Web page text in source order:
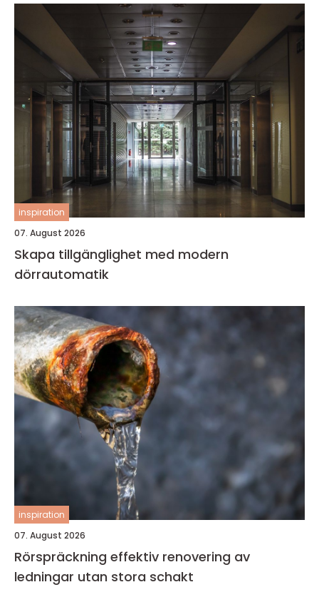
inspiration
07. August 2026
Skapa tillgänglighet med modern
dörrautomatik
inspiration
07. August 2026
Rörspräckning effektiv renovering av
ledningar utan stora schakt